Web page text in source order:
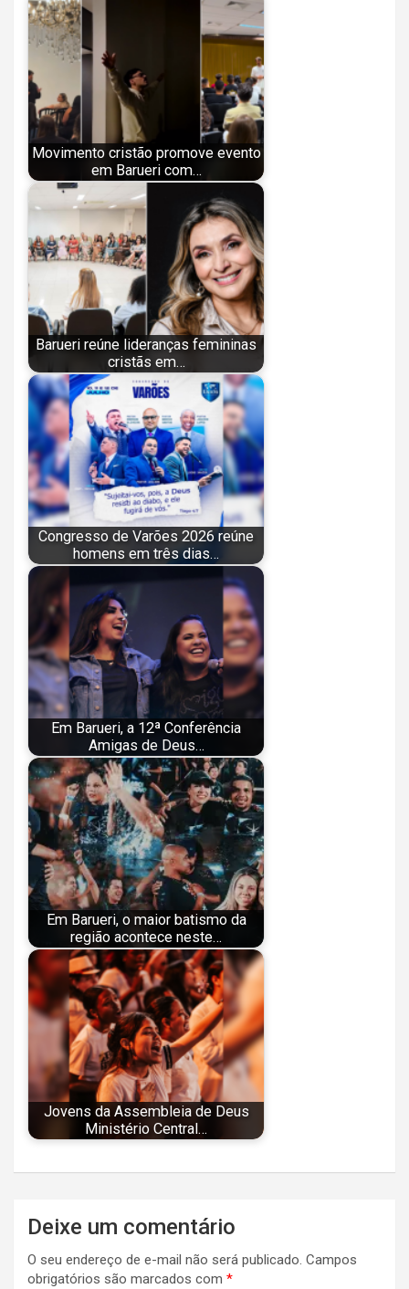
Movimento cristão promove evento
em Barueri com…
Barueri reúne lideranças femininas
cristãs em…
Congresso de Varões 2026 reúne
homens em três dias…
Em Barueri, a 12ª Conferência
Amigas de Deus…
Em Barueri, o maior batismo da
região acontece neste…
Jovens da Assembleia de Deus
Ministério Central…
Navegação
de
Post
Deixe um comentário
O seu endereço de e-mail não será publicado. Campos
obrigatórios são marcados com *